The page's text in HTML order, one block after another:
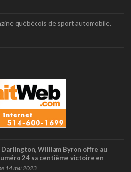
québécois de sport automobile.
Darlington, William Byron offre au
24 sa centième victoire en
(+ vidéo)
14 mai 2023